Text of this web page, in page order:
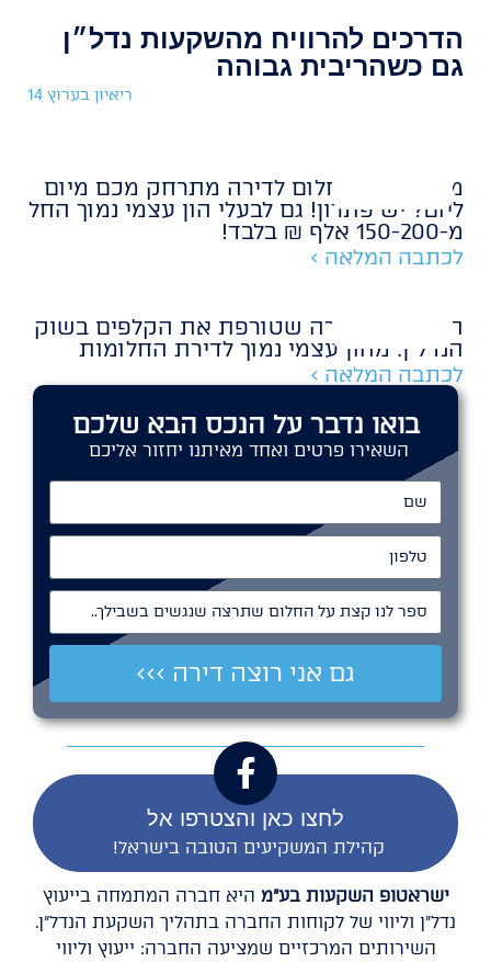
הדרכים להרוויח מהשקעות נדל״ן
גם כשהריבית גבוהה
ריאיון בערוץ 14
מרגישים שהחלום לדירה מתרחק מכם מיום
ליום? יש פתרון! גם לבעלי הון עצמי נמוך החל
מ-150-200 אלף ₪ בלבד!
לכתבה המלאה >
החברה הצעירה שטורפת את הקלפים בשוק
הנדל״ן: מהון עצמי נמוך לדירת החלומות
לכתבה המלאה >
בואו נדבר על הנכס הבא שלכם
השאירו פרטים ואחד מאיתנו יחזור אליכם
שם
טלפון
ספר לנו קצת על החלום שתרצה שנגשים בשבילך..
גם אני רוצה דירה >>>
לחצו כאן והצטרפו אל
קהילת המשקיעים הטובה בישראל!
ישראטופ השקעות בע"מ היא חברה המתמחה בייעוץ
נדל"ן וליווי של לקוחות החברה בתהליך השקעת הנדל"ן.
השירותים המרכזיים שמציעה החברה: ייעוץ וליווי